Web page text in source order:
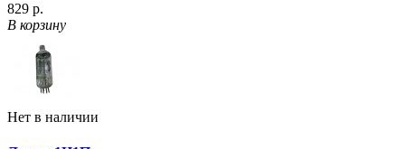
829 р.
В корзину
Нет в наличии